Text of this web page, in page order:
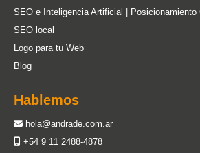
SEO e Inteligencia Artificial | Posicionamiento
SEO local
Logo para tu Web
Blog
Hablemos
hola@andrade.com.ar
+54 9 11 2488-4878